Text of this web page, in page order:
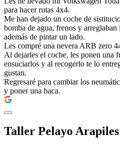
para hacer rutas 4x4.
Me han dejado un coche de
bomba de agua, frenos y arreglaban
además de pintar un lado.
Les compré una nevera ARB zero
Al dejarles el coche, les ponen una
ensuciarlos y al recogerlo te lo
gustan.
Regresaré para cambiar los
y poner una baca.
Taller Pelayo Arapiles